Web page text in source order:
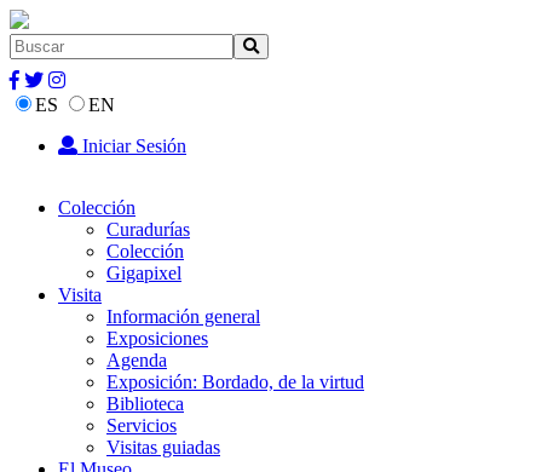
ES
EN
Iniciar Sesión
Colección
Curadurías
Colección
Gigapixel
Visita
Información general
Exposiciones
Agenda
Exposición: Bordado, de la virtud
Biblioteca
Servicios
Visitas guiadas